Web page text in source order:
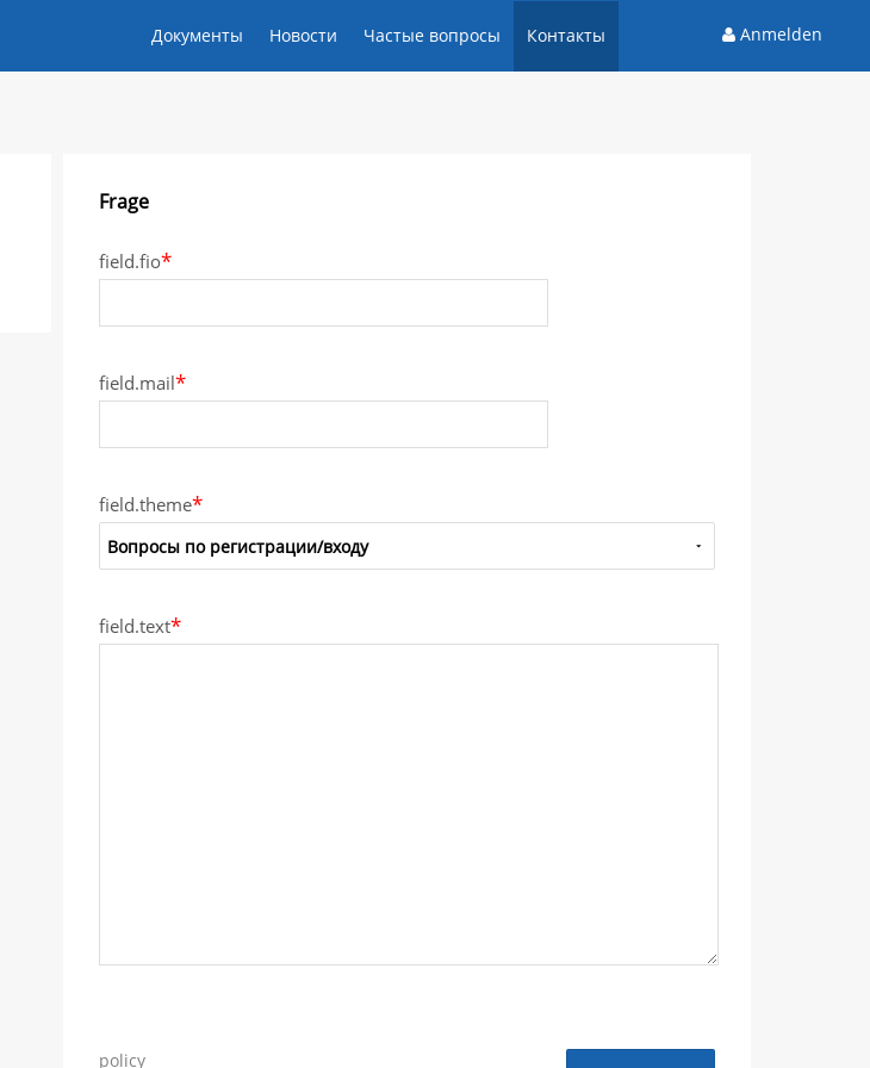
Документы Новости Частые вопросы Контакты Anmelden
Frage
field.fio*
field.mail*
field.theme*
field.text*
policy